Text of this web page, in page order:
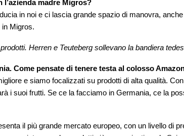
madre Migros?
in noi e ci lascia grande spazio di manovra,
in Migros.
Herren e Teuteberg sollevano la bandiera
Come pensate di tenere testa al colosso
e siamo focalizzati su prodotti di alta qualità.
i suoi frutti. Se ce la facciamo in Germania, ce la
il più grande mercato europeo, con un livello di